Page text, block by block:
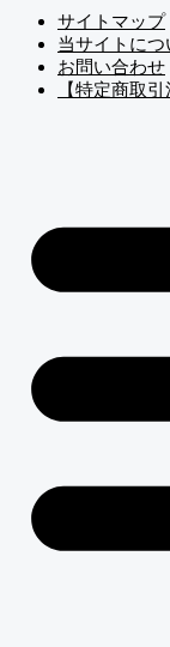
サイトマップ
当サイトにつ
お問い合わせ
【特定商取